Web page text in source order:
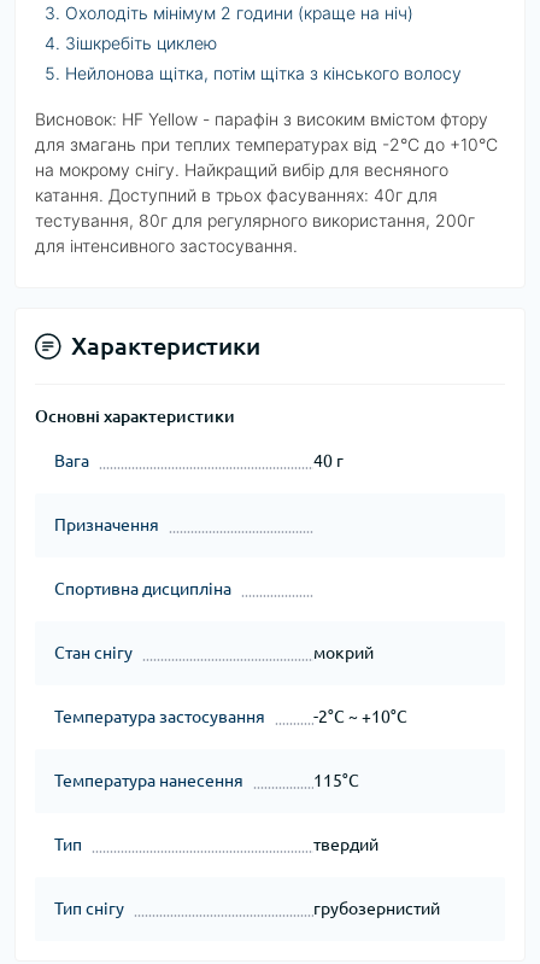
Охолодіть мінімум 2 години (краще на ніч)
Зішкребіть циклею
Нейлонова щітка, потім щітка з кінського волосу
Висновок: HF Yellow - парафін з високим вмістом фтору
для змагань при теплих температурах від -2°C до +10°C
на мокрому снігу. Найкращий вибір для весняного
катання. Доступний в трьох фасуваннях: 40г для
тестування, 80г для регулярного використання, 200г
для інтенсивного застосування.
Характеристики
Основні характеристики
Вага 40 г
Призначення
Спортивна дисципліна
Стан снігу мокрий
Температура застосування -2°C ~ +10°C
Температура нанесення 115°C
Тип твердий
Тип снігу грубозернистий